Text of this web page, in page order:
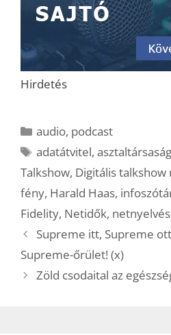
Hirdetés
Kategória
audio, podcast
Címkék
adatátvitel,asztaltársaság
Talkshow, Digitális
fény, Harald Haas,
Fidelity, Netidők,
Supreme itt, Supreme
Supreme-őrület! (x)
Zöld csodaital az